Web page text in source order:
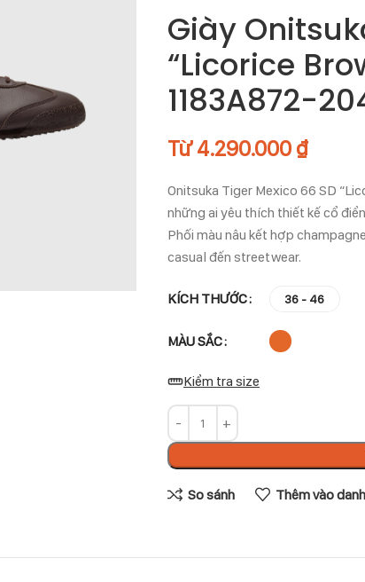
Giày
“Licorice
1183A872-
Từ4.290.000 ₫
Onitsuka Tiger Mexico 66 SD
những ai yêu thích thiết kế cổ
Phối màu nâu kết hợp
casual đến streetwear.
KÍCH THƯỚC 36 - 46
MÀU SẮC
Kiểm tra size
So sánh Thêm vào